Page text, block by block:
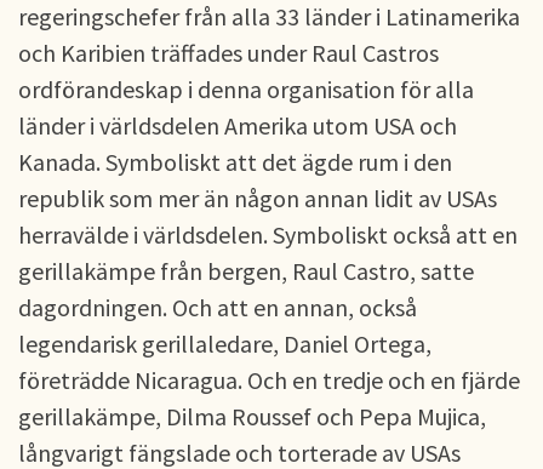
regeringschefer från alla 33 länder i Latinamerika
och Karibien träffades under Raul Castros
ordförandeskap i denna organisation för alla
länder i världsdelen Amerika utom USA och
Kanada. Symboliskt att det ägde rum i den
republik som mer än någon annan lidit av USAs
herravälde i världsdelen. Symboliskt också att en
gerillakämpe från bergen, Raul Castro, satte
dagordningen. Och att en annan, också
legendarisk gerillaledare, Daniel Ortega,
företrädde Nicaragua. Och en tredje och en fjärde
gerillakämpe, Dilma Roussef och Pepa Mujica,
långvarigt fängslade och torterade av USAs